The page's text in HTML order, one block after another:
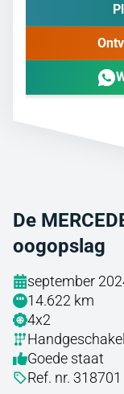
De
oogopslag
september
14.622 km
4x2
Goede staat
Ref. nr. 318701